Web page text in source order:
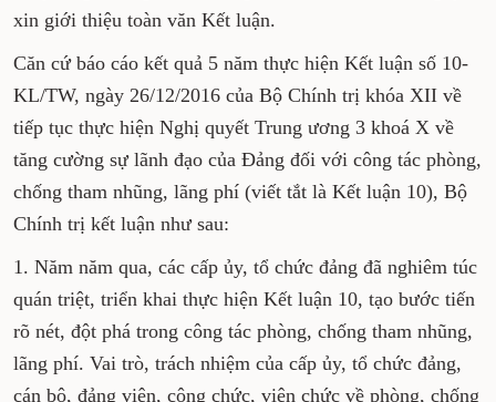
xin giới thiệu toàn văn Kết luận.
Căn cứ báo cáo kết quả 5 năm thực hiện Kết luận số 10-
KL/TW, ngày 26/12/2016 của Bộ Chính trị khóa XII về
tiếp tục thực hiện Nghị quyết Trung ương 3 khoá X về
tăng cường sự lãnh đạo của Đảng đối với công tác phòng,
chống tham nhũng, lãng phí (viết tắt là Kết luận 10), Bộ
Chính trị kết luận như sau:
1. Năm năm qua, các cấp ủy, tổ chức đảng đã nghiêm túc
quán triệt, triển khai thực hiện Kết luận 10, tạo bước tiến
rõ nét, đột phá trong công tác phòng, chống tham nhũng,
lãng phí. Vai trò, trách nhiệm của cấp ủy, tổ chức đảng,
cán bộ, đảng viên, công chức, viên chức về phòng, chống